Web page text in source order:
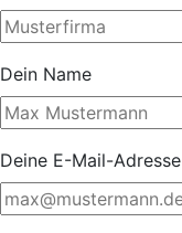
Dein Name
Deine E-Mail-Adresse